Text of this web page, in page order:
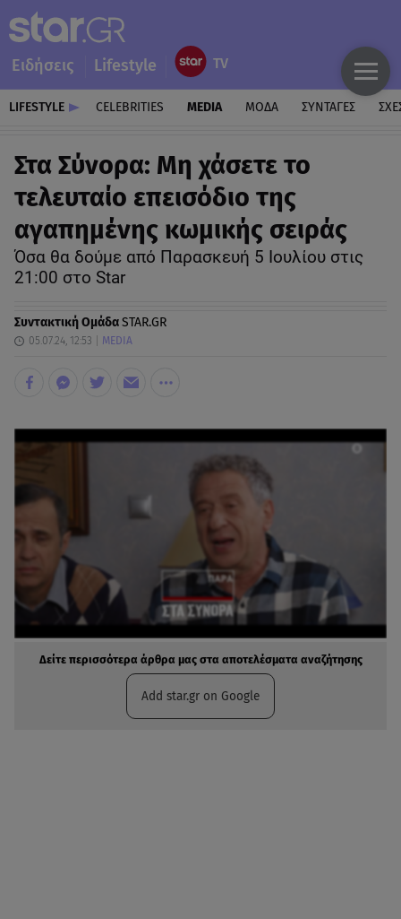
Ειδήσεις Lifestyle
LIFESTYLE CELEBRITIES MEDIA ΜΟΔΑ ΣΥΝΤΑΓΕΣ
Στα Σύνορα: Μη χάσετε το
τελευταίο επεισόδιο της
αγαπημένης κωμικής σειράς
Όσα θα δούμε από Παρασκευή 5 Ιουλίου στις
21:00 στο Star
Συντακτική ΟμάδαSTAR.GR
05.07.24, 12:53 MEDIA
Δείτε περισσότερα άρθρα μας στα αποτελέσματα αναζήτησης
Add star.gr on Google